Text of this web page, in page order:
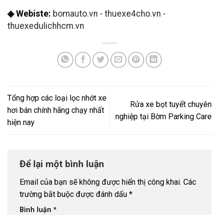
◈ Webiste: bomauto.vn - thuexe4cho.vn -
thuexedulichhcm.vn
Tổng hợp các loại lọc nhớt xe
hơi bán chính hãng chạy nhất
hiện nay
Rửa xe bọt tuyết chuyên
nghiệp tại Bờm Parking Care
Để lại một bình luận
Email của bạn sẽ không được hiển thị công khai. Các
trường bắt buộc được đánh dấu *
Bình luận *